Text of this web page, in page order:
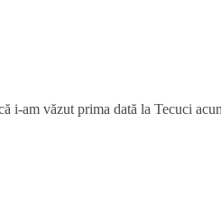
i-am văzut prima dată la Tecuci